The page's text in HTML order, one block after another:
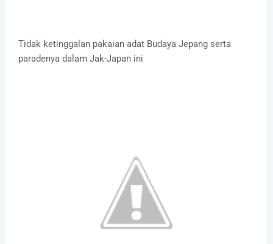
Tidak ketinggalan pakaian adat Budaya Jepang serta
paradenya dalam Jak-Japan ini